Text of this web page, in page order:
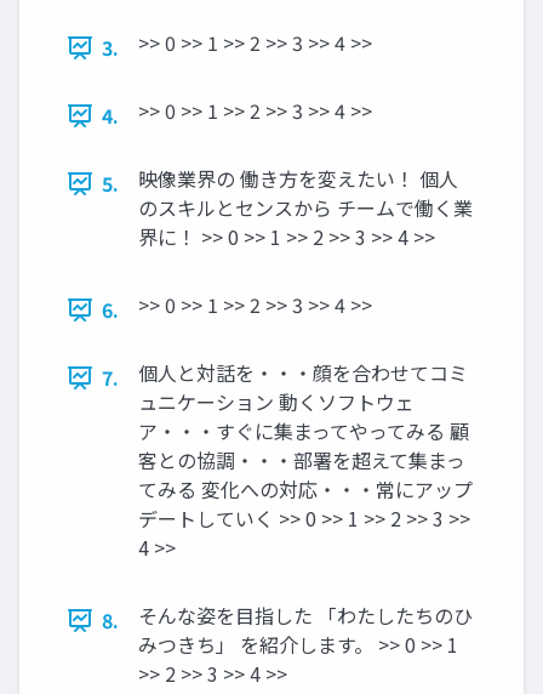
3. >> 0 >> 1 >> 2 >> 3 >> 4 >>
4. >> 0 >> 1 >> 2 >> 3 >> 4 >>
5.
映像業界の 働き方を変えたい！ 個人
のスキルとセンスから チームで働く業
界に！ >> 0 >> 1 >> 2 >> 3 >> 4 >>
6. >> 0 >> 1 >> 2 >> 3 >> 4 >>
7.
個人と対話を・・・顔を合わせてコミ
ュニケーション 動くソフトウェ
ア・・・すぐに集まってやってみる 顧
客との協調・・・部署を超えて集まっ
てみる 変化への対応・・・常にアップ
デートしていく >> 0 >> 1 >> 2 >> 3 >>
4 >>
8.
そんな姿を目指した 「わたしたちのひ
みつきち」 を紹介します。 >> 0 >> 1
>> 2 >> 3 >> 4 >>